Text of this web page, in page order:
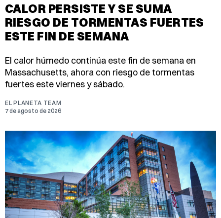
CALOR PERSISTE Y SE SUMA
RIESGO DE TORMENTAS FUERTES
ESTE FIN DE SEMANA
El calor húmedo continúa este fin de semana en
Massachusetts, ahora con riesgo de tormentas
fuertes este viernes y sábado.
EL PLANETA TEAM
7 de agosto de 2026